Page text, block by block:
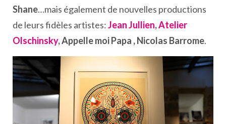
Shane…mais également de nouvelles productions
de leurs fidèles artistes:Jean Jullien,Atelier
Olschinsky, Appelle moi Papa , Nicolas Barrome.